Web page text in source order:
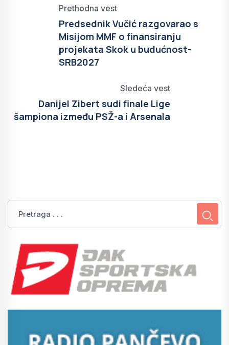
Prethodna vest
Predsednik Vučić razgovarao s
Misijom MMF o finansiranju
projekata Skok u budućnost-
SRB2027
Sledeća vest
Danijel Zibert sudi finale Lige
šampiona između PSŽ-a i Arsenala